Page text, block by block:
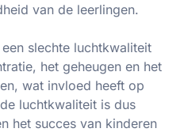
van de leerlingen.
slechte luchtkwaliteit
het geheugen en het
wat invloed heeft op
luchtkwaliteit is dus
het succes van kinderen